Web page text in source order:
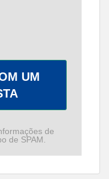
UM
de
de SPAM.